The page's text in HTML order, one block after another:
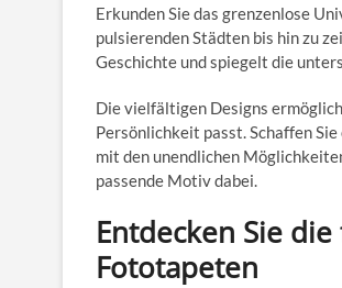
Erkunden Sie das grenzenlose
pulsierenden Städten bis hin zu
Geschichte und spiegelt die
Die vielfältigen Designs
Persönlichkeit passt. Schaffen
mit den unendlichen
passende Motiv dabei.
Entdecken Sie
Fototapeten